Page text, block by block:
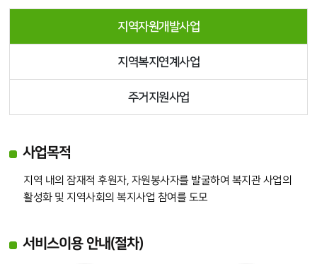
지역자원개발사업
지역복지연계사업
주거지원사업
사업목적
지역 내의 잠재적 후원자, 자원봉사자를 발굴하여 복지관 사업의
활성화 및 지역사회의 복지사업 참여를 도모
서비스이용 안내(절차)